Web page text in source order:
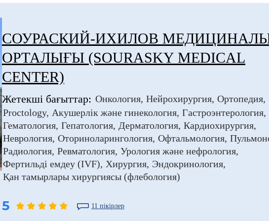
СОУРАСКИЙ-ИХИЛОВ
ОРТАЛЫҒЫ (SOURASKY MEDICAL
CENTER)
Жетекші бағыттар: Онкология Нейрохирургия Ортопедия
Proctology Акушерлік және гинекология Гастроэнтерология
Гематология Гепатология Дерматология Кардиохирургия
Неврология Оториноларингология Офтальмология
Радиология Ревматология Урология және нефрология
Фертильді емдеу (IVF) Хирургия Эндокринология
Қан тамырлары хирургиясы (флебология)
5 11 пікірлер